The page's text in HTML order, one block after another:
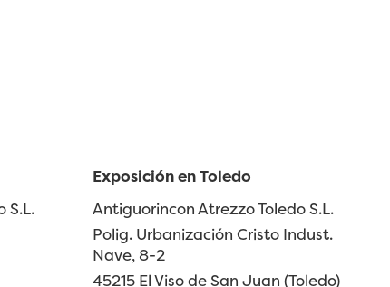
S.L.
Exposición en Toledo
Antiguorincon Atrezzo Toledo S.L.
Polig. Urbanización Cristo Indust.
Nave, 8-2
45215 El Viso de San Juan (Toledo)